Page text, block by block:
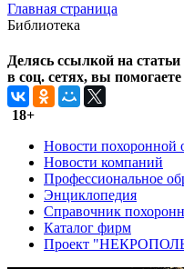
Главная страница
Библиотека
Делясь ссылкой на
в соц. сетях, вы
18+
Новости похоронной
Новости компаний
Профессиональное
Энциклопедия
Справочник
Каталог фирм
Проект